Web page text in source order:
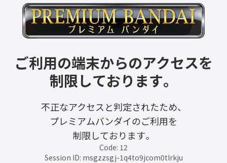
ご利用の端末からのアクセスを
制限しております。
不正なアクセスと判定されたため、
プレミアムバンダイのご利用を
制限しております。
Code: 12
Session ID: msgzzsgj-1q4to9jcom0tlrkju